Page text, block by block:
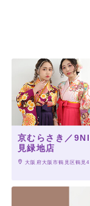
京むらさき／
見緑地店
大阪府大阪市鶴見区鶴見